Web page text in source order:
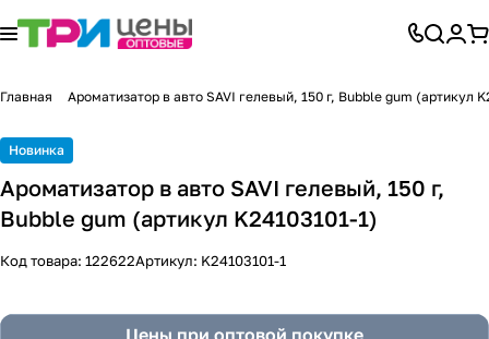
Главная Ароматизатор в авто SAVI гелевый, 150 г, Bubble gum (артикул
Новинка
Ароматизатор в авто SAVI гелевый, 150 г,
Bubble gum (артикул K24103101-1)
Код товара: 122622Артикул: K24103101-1
Цены при оптовой покупке